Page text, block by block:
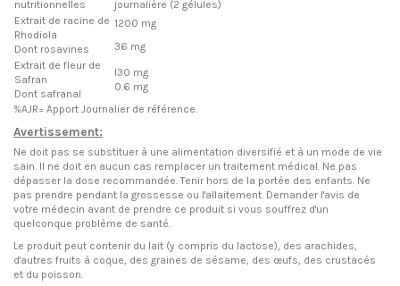
nutritionnelles
journalière (2 gélules)
Extrait de racine de
Rhodiola
Dont rosavines
1200 mg
36 mg
Extrait de fleur de
Safran
Dont safranal
l30 mg
0.6 mg
%AJR= Apport Journalier de référence.
Avertissement:
Ne doit pas se substituer à une alimentation diversifié et à un mode de vie
sain. Il ne doit en aucun cas remplacer un traitement médical. Ne pas
dépasser la dose recommandée. Tenir hors de la portée des enfants. Ne
pas prendre pendant la grossesse ou l'allaitement. Demander l'avis de
votre médecin avant de prendre ce produit si vous souffrez d'un
quelconque problème de santé.
Le produit peut contenir du lait (y compris du lactose), des arachides,
d'autres fruits à coque, des graines de sésame, des œufs, des crustacés
et du poisson.